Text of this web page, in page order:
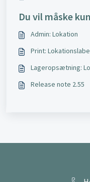
Du vil måske
Admin: Lokation
Print:
Lageropsætning:
Release note 2.55